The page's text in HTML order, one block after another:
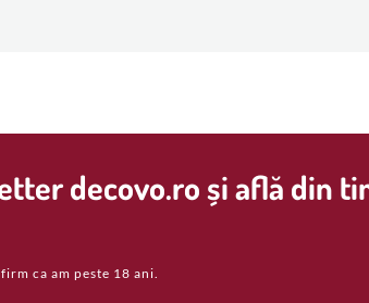
decovo.ro și află din
ca am peste 18 ani.